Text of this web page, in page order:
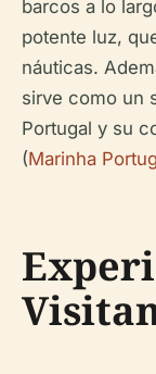
barcos a lo
potente luz,
náuticas.
sirve como un
Portugal y su
(Marinha